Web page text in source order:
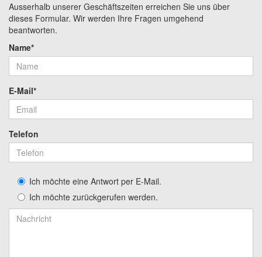
Ausserhalb unserer Geschäftszeiten erreichen Sie uns über
dieses Formular. Wir werden Ihre Fragen umgehend
beantworten.
Name*
E-Mail*
Telefon
Ich möchte eine Antwort per E-Mail.
Ich möchte zurückgerufen werden.